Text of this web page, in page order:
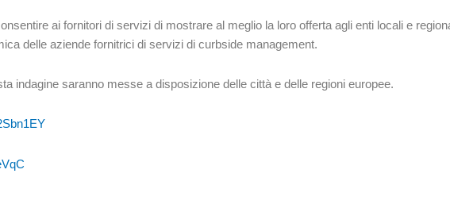
ai fornitori di servizi di mostrare al meglio la loro offerta agli enti locali e
delle aziende fornitrici di servizi di curbside management.
indagine saranno messe a disposizione delle città e delle regioni europee.